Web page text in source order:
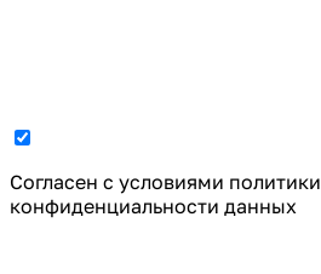
Cогласен с условиями политики
конфиденциальности данных